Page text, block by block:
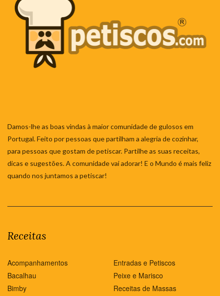
Damos-lhe as boas vindas à maior comunidade de gulosos em
Portugal. Feito por pessoas que partilham a alegria de cozinhar,
para pessoas que gostam de petiscar. Partilhe as suas receitas,
dicas e sugestões. A comunidade vai adorar! E o Mundo é mais feliz
quando nos juntamos a petiscar!
Receitas
Acompanhamentos
Bacalhau
Bimby
Entradas e Petiscos
Peixe e Marisco
Receitas de Massas